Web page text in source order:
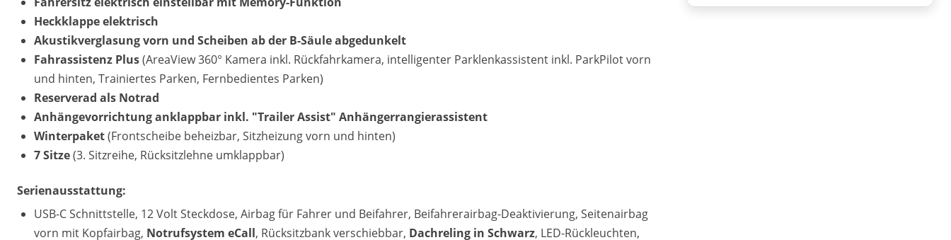
Heckklappe elektrisch
Akustikverglasung vorn und Scheiben ab der B-Säule abgedunkelt
Fahrassistenz Plus(AreaView 360° Kamera inkl. Rückfahrkamera, intelligenter Parklenkassistent inkl. ParkPilot vorn
und hinten, Trainiertes Parken, Fernbedientes Parken)
Reserverad als Notrad
Anhängevorrichtung anklappbar inkl. "Trailer Assist" Anhängerrangierassistent
Winterpaket(Frontscheibe beheizbar, Sitzheizung vorn und hinten)
7 Sitze(3. Sitzreihe, Rücksitzlehne umklappbar)
Serienausstattung:
USB-C Schnittstelle, 12 Volt Steckdose, Airbag für Fahrer und Beifahrer, Beifahrerairbag-Deaktivierung, Seitenairbag
vorn mit Kopfairbag, Notrufsystem eCall, Rücksitzbank verschiebbar, Dachreling in Schwarz, LED-Rückleuchten,